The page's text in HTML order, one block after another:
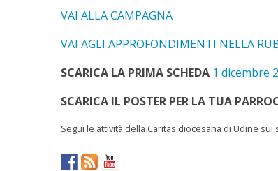
VAI ALLA CAMPAGNA
VAI AGLI APPROFONDIMENTI NELLA
SCARICA LA PRIMA SCHEDA 1 dicembre
SCARICA IL POSTER PER LA TUA
Segui le attività della Caritas diocesana di Udine sui